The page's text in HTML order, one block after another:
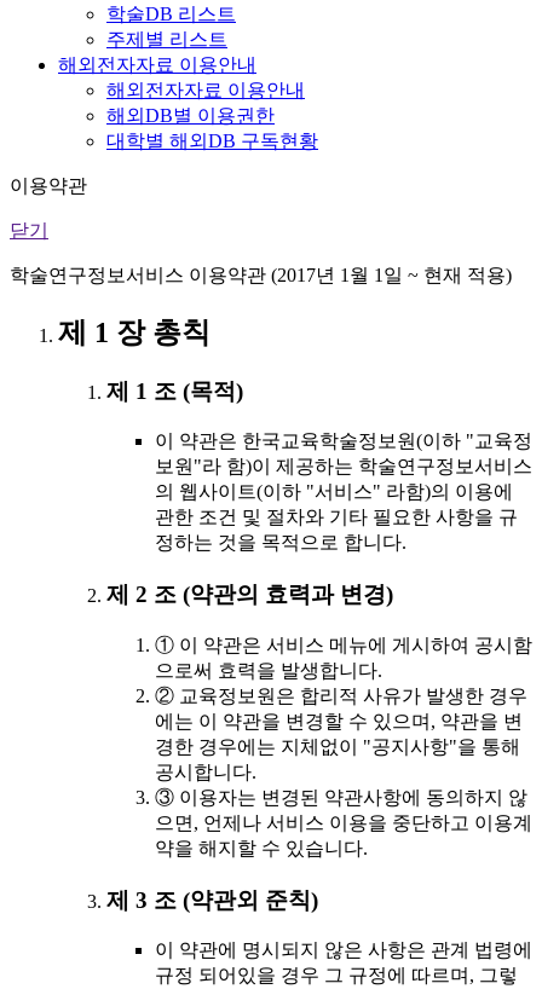
학술DB 리스트
주제별 리스트
해외전자자료 이용안내
해외전자자료 이용안내
해외DB별 이용권한
대학별 해외DB 구독현황
이용약관
닫기
학술연구정보서비스 이용약관 (2017년 1월 1일 ~ 현재 적용)
제 1 장 총칙
제 1 조 (목적)
이 약관은 한국교육학술정보원(이하 "교육정
보원"라 함)이 제공하는 학술연구정보서비스
의 웹사이트(이하 "서비스" 라함)의 이용에
관한 조건 및 절차와 기타 필요한 사항을 규
정하는 것을 목적으로 합니다.
제 2 조 (약관의 효력과 변경)
① 이 약관은 서비스 메뉴에 게시하여 공시함
으로써 효력을 발생합니다.
② 교육정보원은 합리적 사유가 발생한 경우
에는 이 약관을 변경할 수 있으며, 약관을 변
경한 경우에는 지체없이 "공지사항"을 통해
공시합니다.
③ 이용자는 변경된 약관사항에 동의하지 않
으면, 언제나 서비스 이용을 중단하고 이용계
약을 해지할 수 있습니다.
제 3 조 (약관외 준칙)
이 약관에 명시되지 않은 사항은 관계 법령에
규정 되어있을 경우 그 규정에 따르며, 그렇